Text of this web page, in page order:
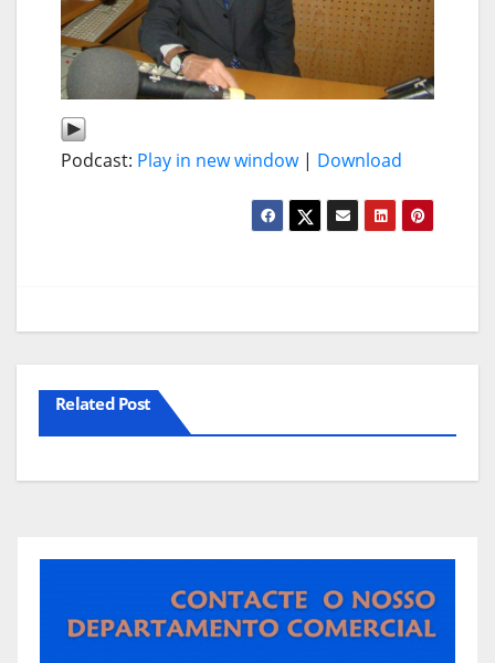
Podcast: Play in new window| Download
Related Post